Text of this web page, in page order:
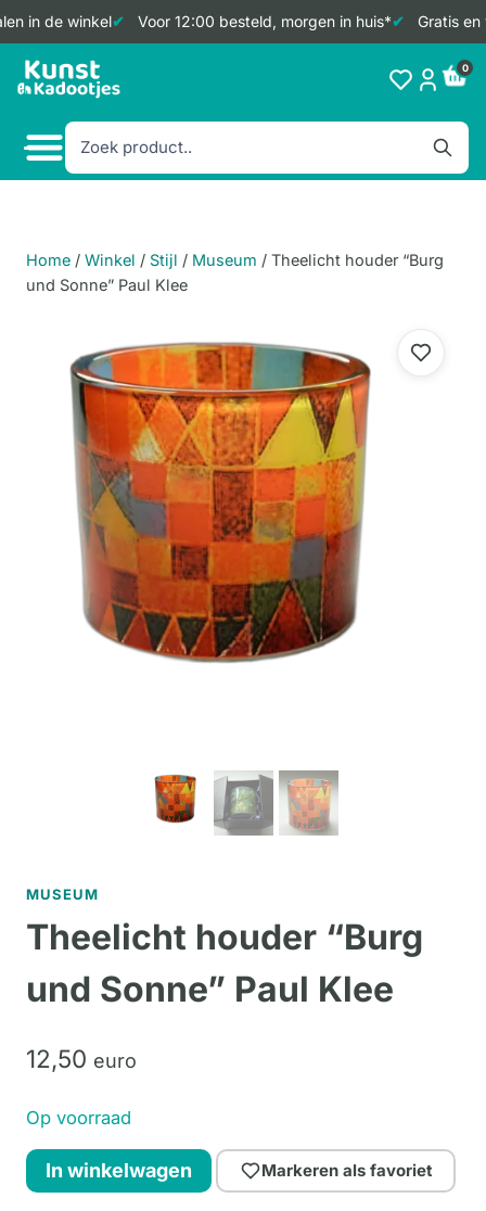
in de winkel Voor 12:00 besteld, morgen in huis* Gratis en
Doorgaan
naar
0
Home / Winkel / Stijl / Museum / Theelicht houder “Burg
und Sonne” Paul Klee
MUSEUM
Theelicht houder “Burg
und Sonne” Paul Klee
12,50 euro
Op voorraad
Theelicht
houder
In winkelwagen Markeren als favoriet